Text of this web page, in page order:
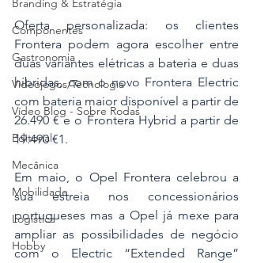
Branding & Estratégia
Componentes
Gastronomia
Videojogos/Tecnologia
Vídeo Blog - Sobre Rodas
Editorial
Mecânica
Mobilidade
Logística
Hobby
Oferta personalizada: os clientes
Frontera podem agora escolher entre
duas variantes elétricas a bateria e duas
híbridas, com o novo Frontera Electric
com bateria maior disponível a partir de
26.490 € e o Frontera Hybrid a partir de
19.490 €1.
Em maio, o Opel Frontera celebrou a
sua estreia nos concessionários
portugueses mas a Opel já mexe para
ampliar as possibilidades de negócio
com o Electric “Extended Range”